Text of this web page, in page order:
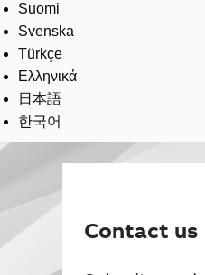
Suomi
Svenska
Türkçe
Ελληνικά
日本語
한국어
Contact us